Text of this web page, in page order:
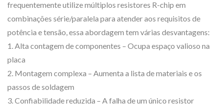
frequentemente utilize múltiplos resistores R-chip em
combinações série/paralela para atender aos requisitos de
potência e tensão, essa abordagem tem várias desvantagens:
1. Alta contagem de componentes – Ocupa espaço valioso na
placa
2. Montagem complexa – Aumenta a lista de materiais e os
passos de soldagem
3. Confiabilidade reduzida – A falha de um único resistor